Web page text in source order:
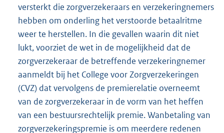
versterkt die zorgverzekeraars en verzekeringnemers
hebben om onderling het verstoorde betaalritme
weer te herstellen. In die gevallen waarin dit niet
lukt, voorziet de wet in de mogelijkheid dat de
zorgverzekeraar de betreffende verzekeringnemer
aanmeldt bij het College voor Zorgverzekeringen
(CVZ) dat vervolgens de premierelatie overneemt
van de zorgverzekeraar in de vorm van het heffen
van een bestuursrechtelijk premie. Wanbetaling van
zorgverzekeringspremie is om meerdere redenen